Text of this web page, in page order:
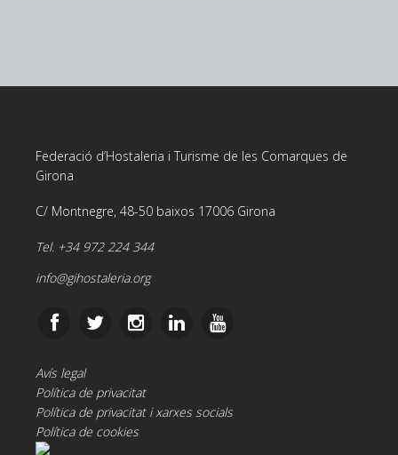
Federació d’Hostaleria i Turisme de les Comarques de
Girona
C/ Montnegre, 48-50 baixos 17006 Girona
Tel. +34 972 224 344
info@gihostaleria.org
Avís legal
Política de privacitat
Política de privacitat i xarxes socials
Política de cookies